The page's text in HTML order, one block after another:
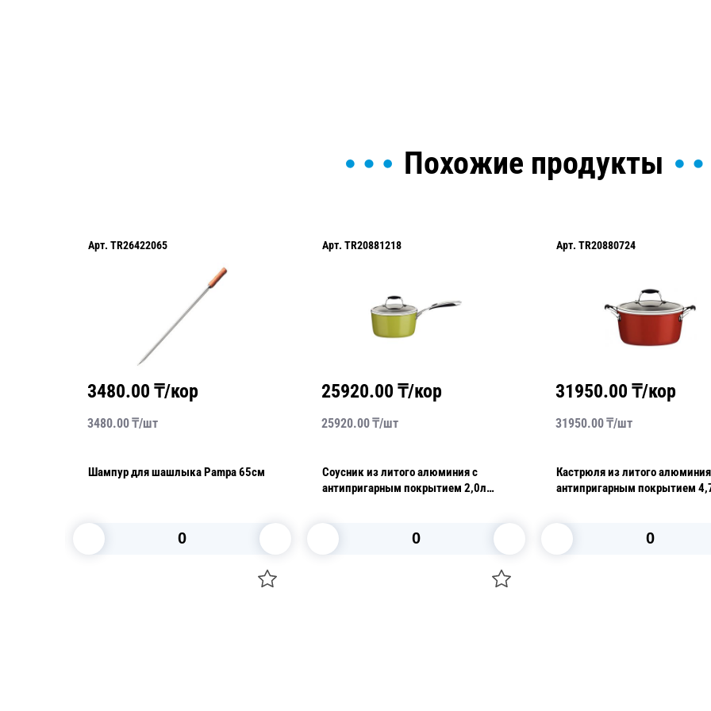
Похожие продукты
Арт. TR26422065
3480.00 ₸/кор
3480.00₸/шт
Шампур для шашлыка Pampa 65см
Арт. TR20881218
25920.00 ₸/кор
25920.00₸/шт
Соусник из литого алюминия с
антипригарным покрытием 2,0л
Арт. TR20880724
31950.00 ₸/кор
31950.00₸/шт
Кастрюля из литого
антипригарным покрытием